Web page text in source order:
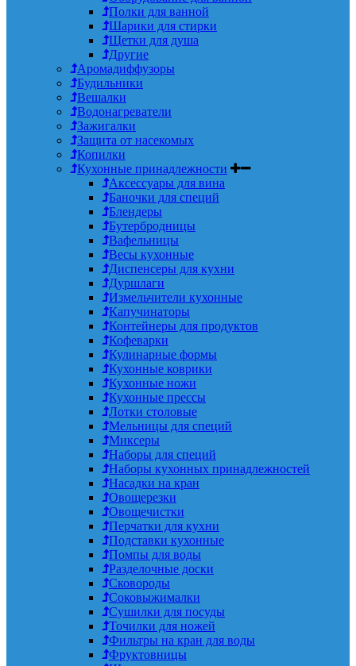
Полки для ванной
Шарики для стирки
Щетки для душа
Другие
Аромадиффузоры
Будильники
Вешалки
Водонагреватели
Зажигалки
Защита от насекомых
Копилки
Кухонные принадлежности
Аксессуары для вина
Баночки для специй
Блендеры
Бутербродницы
Вафельницы
Весы кухонные
Диспенсеры для кухни
Дуршлаги
Измельчители кухонные
Капучинаторы
Контейнеры для продуктов
Кофеварки
Кулинарные формы
Кухонные коврики
Кухонные ножи
Кухонные прессы
Лотки столовые
Мельницы для специй
Миксеры
Наборы для специй
Наборы кухонных принадлежностей
Насадки на кран
Овощерезки
Овощечистки
Перчатки для кухни
Подставки кухонные
Помпы для воды
Разделочные доски
Сковороды
Соковыжималки
Сушилки для посуды
Точилки для ножей
Фильтры на кран для воды
Фруктовницы